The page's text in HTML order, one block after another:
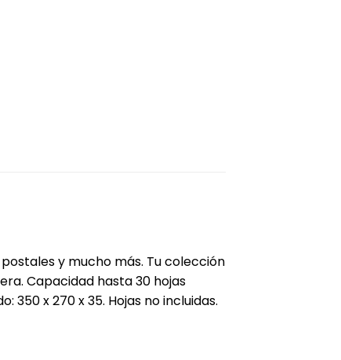
y mucho más. Tu colección
Capacidad hasta 30 hojas
350 x 270 x 35. Hojas no incluidas.